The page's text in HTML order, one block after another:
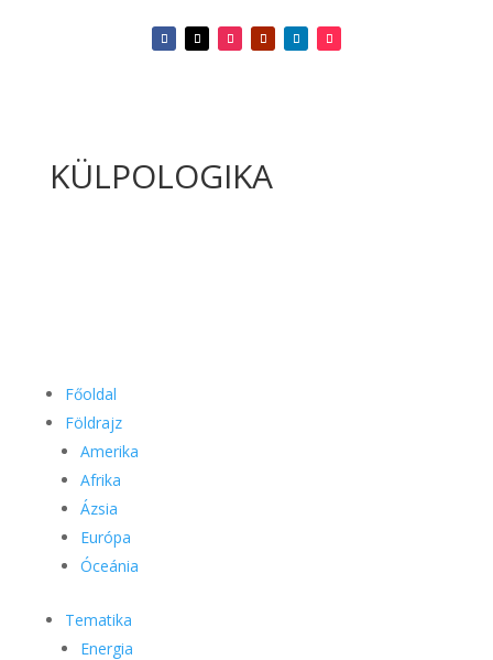
KÜLPOLOGIKA
Főoldal
Földrajz
Amerika
Afrika
Ázsia
Európa
Óceánia
Tematika
Energia